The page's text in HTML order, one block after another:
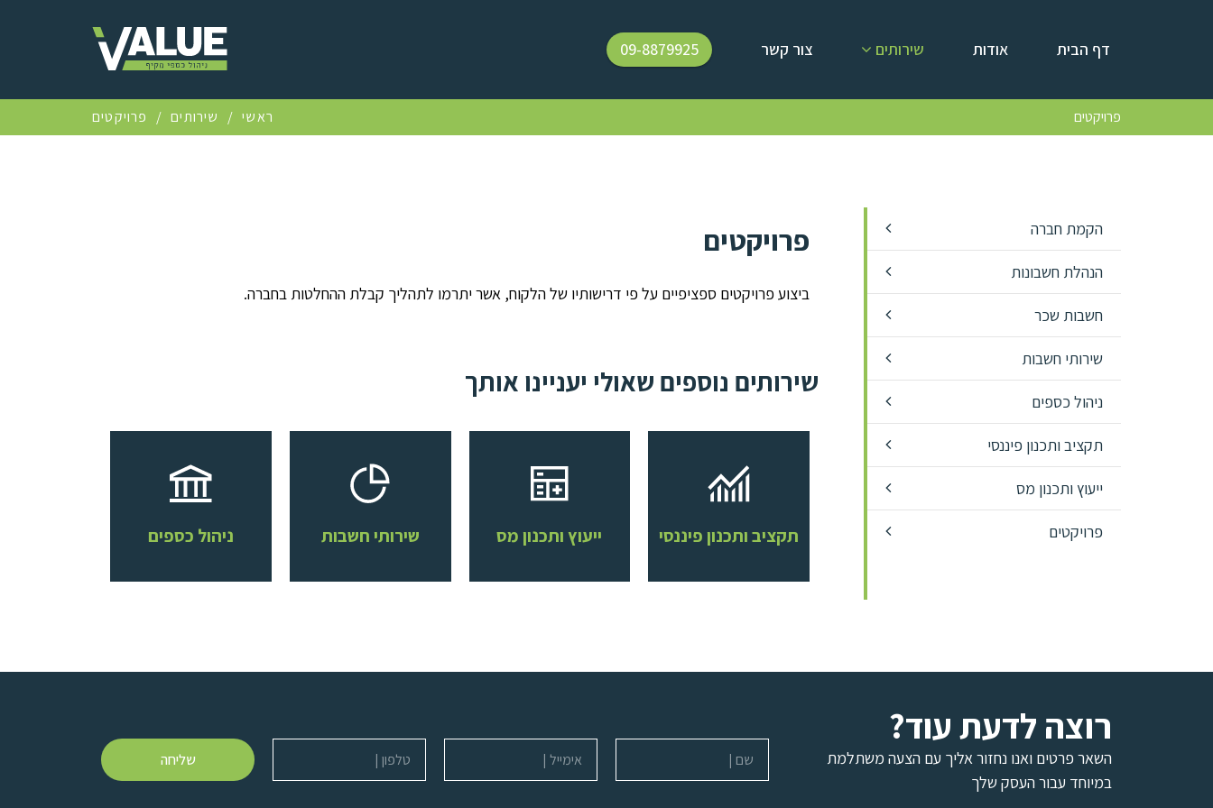
דף הבית אודות שירותים צור קשר 09-8879925
פרויקטים ראשי / שירותים / פרויקטים
הקמת חברה
הנהלת חשבונות
חשבות שכר
שירותי חשבות
ניהול כספים
תקציב ותכנון פיננסי
ייעוץ ותכנון מס
פרויקטים
פרויקטים
ביצוע פרויקטים ספציפיים על פי דרישותיו של הלקוח, אשר יתרמו לתהליך קבלת ההחלטות בחברה.
שירותים נוספים שאולי יעניינו אותך
תקציב ותכנון פיננסי ייעוץ ותכנון מס שירותי חשבות ניהול כספים
רוצה לדעת עוד?
השאר פרטים ואנו נחזור אליך עם הצעה משתלמת
במיוחד עבור העסק שלך
אימייל טלפון
שליחה